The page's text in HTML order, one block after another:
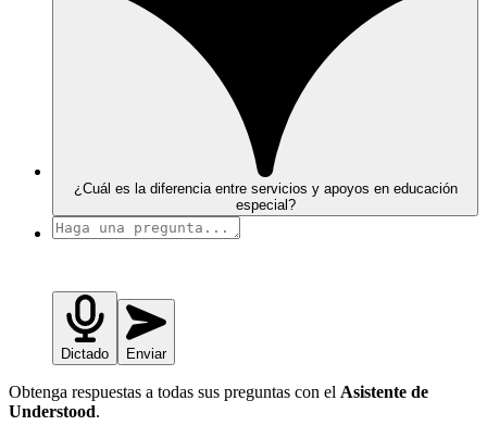
¿Cuál es la diferencia entre servicios y apoyos en educación
especial?
Dictado Enviar
Obtenga respuestas a todas sus preguntas con el Asistente de
Understood.